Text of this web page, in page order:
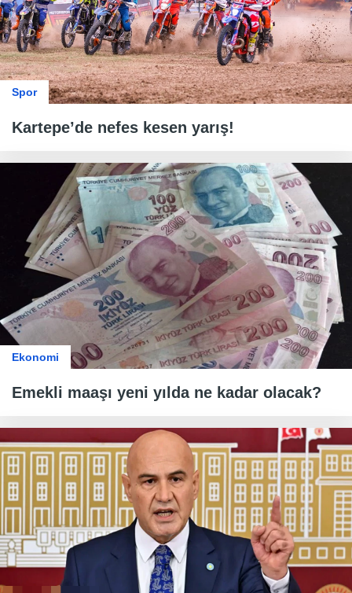
Spor
Kartepe’de nefes kesen yarış!
Ekonomi
Emekli maaşı yeni yılda ne kadar olacak?